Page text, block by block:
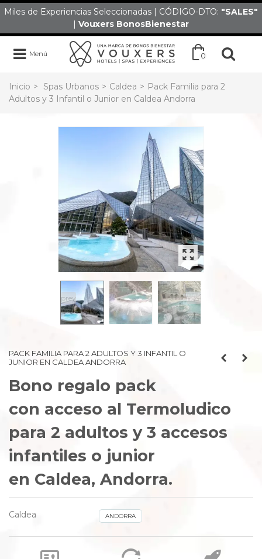
Miles de Experiencias Seleccionadas | CÓDIGO-DTO: "SALES"
| Vouxers BonosBienestar
Menú 0
Inicio > Spas Urbanos > Caldea > Pack Familia para 2
Adultos y 3 Infantil o Junior en Caldea Andorra
prev next
PACK FAMILIA PARA 2 ADULTOS Y 3 INFANTIL O
JUNIOR EN CALDEA ANDORRA
Bono regalo pack
con acceso al Termoludico
para 2 adultos y 3 accesos
infantiles o junior
en Caldea, Andorra.
Caldea ANDORRA